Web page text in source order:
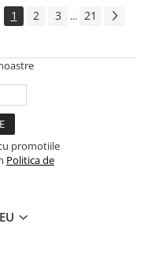
1 2 3 ... 21
promotiile
Politica de